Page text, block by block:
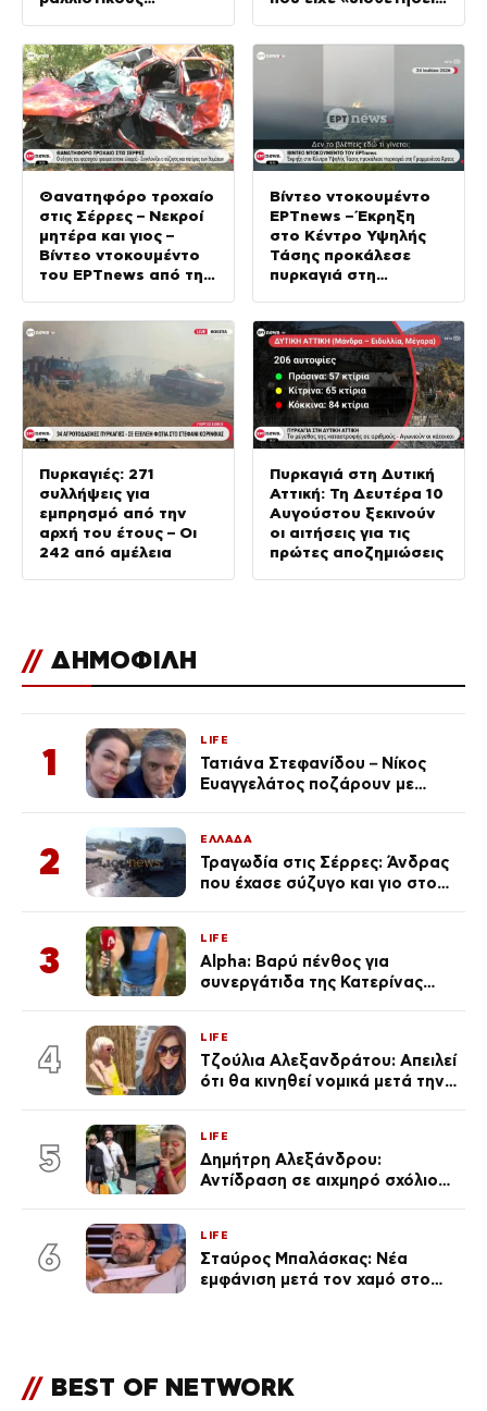
Θανατηφόρο τροχαίο
στις Σέρρες – Νεκροί
μητέρα και γιος –
Βίντεο ντοκουμέντο
του ΕΡΤnews από τη
Βίντεο ντοκουμέντο
ΕΡΤnews – Έκρηξη
στο Κέντρο Υψηλής
Τάσης προκάλεσε
πυρκαγιά στη
Πυρκαγιές: 271
συλλήψεις για
εμπρησμό από την
αρχή του έτους – Οι
242 από αμέλεια
Πυρκαγιά στη Δυτική
Αττική: Τη Δευτέρα 10
Αυγούστου ξεκινούν
οι αιτήσεις για τις
πρώτες αποζημιώσεις
// ΔΗΜΟΦΙΛΗ
1
LIFE
Τατιάνα Στεφανίδου – Νίκος
Ευαγγελάτος ποζάρουν με
2
ΕΛΛΑΔΑ
Τραγωδία στις Σέρρες: Άνδρας
που έχασε σύζυγο και γιο στο
3
LIFE
Alpha: Βαρύ πένθος για
συνεργάτιδα της Κατερίνας
του Θεού»
4
LIFE
Τζούλια Αλεξανδράτου: Απειλεί
ότι θα κινηθεί νομικά μετά την
5
LIFE
Δημήτρη Αλεξάνδρου:
Αντίδραση σε αιχμηρό σχόλιο
6
LIFE
Σταύρος Μπαλάσκας: Νέα
εμφάνιση μετά τον χαμό στο
// BEST OF NETWORK